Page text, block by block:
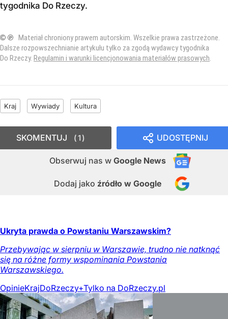
tygodnika Do Rzeczy.
© ℗
Materiał chroniony prawem autorskim. Wszelkie prawa zastrzeżone.
Dalsze rozpowszechnianie artykułu tylko za zgodą wydawcy tygodnika
Do Rzeczy. Regulamin i warunki licencjonowania materiałów prasowych.
Kraj Wywiady Kultura
UDOSTĘPNIJ
Obserwuj nas w Google News
Dodaj jako źródło w Google
SKOMENTUJ 1
Ukryta prawda o Powstaniu Warszawskim?
Przebywając w sierpniu w Warszawie, trudno nie natknąć
się na różne formy wspominania Powstania
Warszawskiego.
OpinieKrajDoRzeczy+Tylko na DoRzeczy.pl